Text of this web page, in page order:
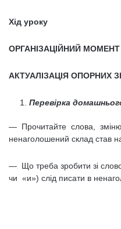
Хід уроку
ОРГАНІЗАЦІЙНИЙ МОМЕНТ
АКТУАЛІЗАЦІЯ ОПОРНИХ
Перевірка
— Прочитайте слова,
ненаголошений склад став
— Що треба зробити зі
чи «и») слід писати в